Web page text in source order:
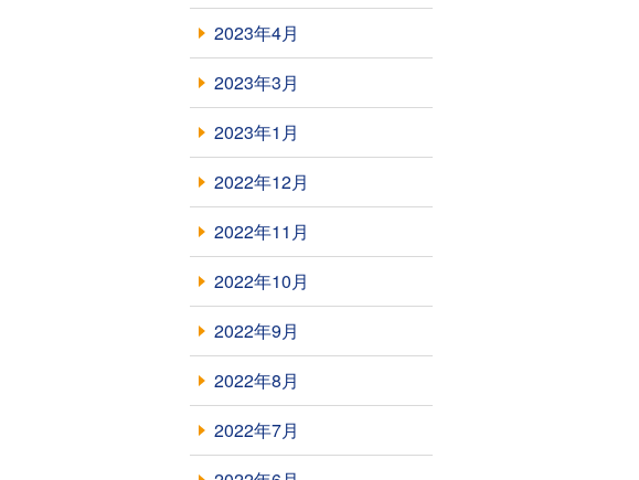
2023年4月
2023年3月
2023年1月
2022年12月
2022年11月
2022年10月
2022年9月
2022年8月
2022年7月